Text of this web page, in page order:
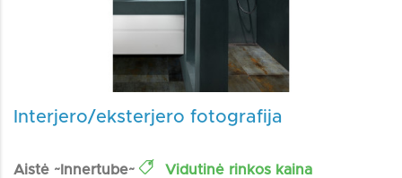
Interjero/eksterjero fotografija
Aistė ~Innertube~ Vidutinė rinkos kaina